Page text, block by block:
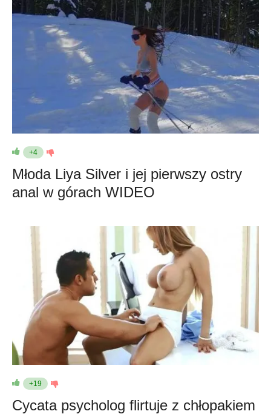
+4
Młoda Liya Silver i jej pierwszy ostry
anal w górach WIDEO
+19
Cycata psycholog flirtuje z chłopakiem